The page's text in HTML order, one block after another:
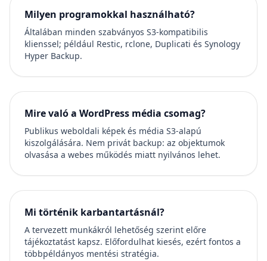
Milyen programokkal használható?
Általában minden szabványos S3-kompatibilis
klienssel; például Restic, rclone, Duplicati és Synology
Hyper Backup.
Mire való a WordPress média csomag?
Publikus weboldali képek és média S3-alapú
kiszolgálására. Nem privát backup: az objektumok
olvasása a webes működés miatt nyilvános lehet.
Mi történik karbantartásnál?
A tervezett munkákról lehetőség szerint előre
tájékoztatást kapsz. Előfordulhat kiesés, ezért fontos a
többpéldányos mentési stratégia.